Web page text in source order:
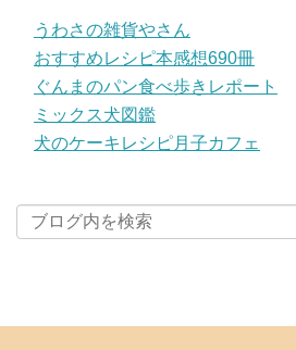
うわさの雑貨やさん
おすすめレシピ本感想690冊
ぐんまのパン食べ歩きレポート
ミックス犬図鑑
犬のケーキレシピ月子カフェ